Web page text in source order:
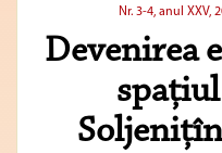
Nr. 3-4, anul XXV,
Devenirea